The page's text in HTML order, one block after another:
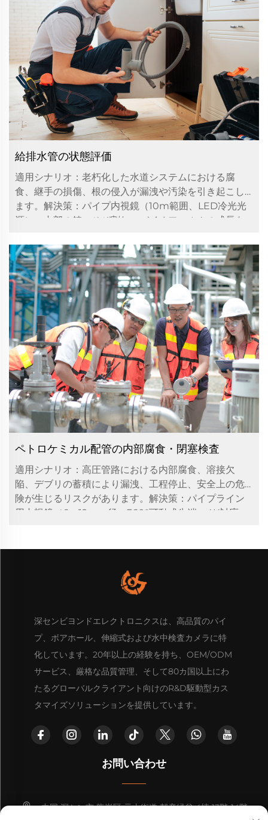
給排水管の状態評価
適用シナリオ：老朽化した水道システムにおける腐
食、継手の損傷、根の侵入が漏洩や汚染を引き起こし
ます。解決策：パイプ内視鏡（10m範囲、LED冷光光
源）：内部の錆、ひび割れ、バイオフィルムの成長を
ペトロケミカル配管の内部腐食・閉塞検査
適用シナリオ：高圧管路における内部腐食、溶接欠
陥、デブリの蓄積により漏洩、工程停止、安全上の危
険が生じるリスクがあります。解決策：パイプライン
用内視鏡（6～12mm径、360°可動式先端、4K対応...
深センビヨンドエレクトロニクスは、高品質のパイ
プ、ボアホール、伸縮式および水中検査カメラに特
化しています。20年以上の経験を持ち、OEM/ODM
サービス、厳格な品質管理、そして80カ国以上にわ
たるグローバルクライアント向けのR&D駆動型カス
タマイズソリューションを提供しています。
お問い合わせ
中国 深セン市 龍崗区 元山街道 邦彦緑谷 4棟 13階-14階